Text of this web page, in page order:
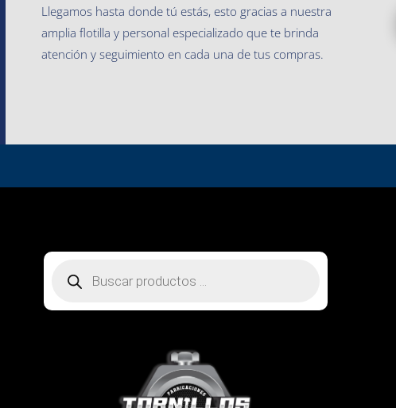
Llegamos hasta donde tú estás, esto gracias a nuestra
amplia flotilla y personal especializado que te brinda
atención y seguimiento en cada una de tus compras.
productos